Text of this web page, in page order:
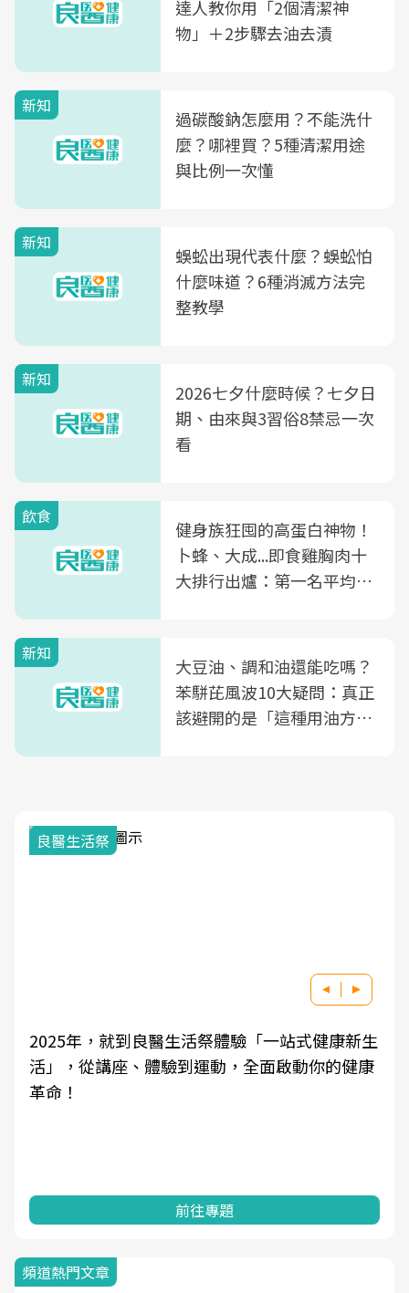
達人教你用「2個清潔神
物」＋2步驟去油去漬
新知
過碳酸鈉怎麼用？不能洗什
麼？哪裡買？5種清潔用途
與比例一次懂
新知
蜈蚣出現代表什麼？蜈蚣怕
什麼味道？6種消滅方法完
整教學
新知
2026七夕什麼時候？七夕日
期、由來與3習俗8禁忌一次
看
飲食
健身族狂囤的高蛋白神物！
卜蜂、大成...即食雞胸肉十
大排行出爐：第一名平均一
新知
大豆油、調和油還能吃嗎？
苯駢芘風波10大疑問：真正
該避開的是「這種用油方
良醫生活祭
2025年，就到良醫生活祭體驗「一站式健康新生
活」，從講座、體驗到運動，全面啟動你的健康
革命！
前往專題
頻道熱門文章